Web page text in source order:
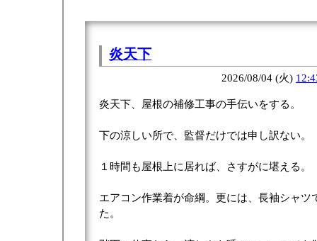
炎天下
2026/08/04 (火)
炎天下、屋根の補修工事の手伝いをする。
下の涼しい所で、監督だけでは申し訳ない。
１時間も屋根上に居れば、さすがに堪える。
エアコン作業着が命綱。更には、長袖シャツ
た。